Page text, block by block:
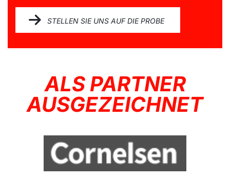
STELLEN SIE UNS AUF DIE PROBE
ALS PARTNER
AUSGEZEICHNET